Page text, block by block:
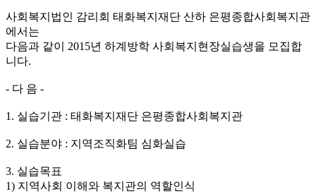
사회복지법인 감리회 태화복지재단 산하 은평종합사회복지관
에서는
다음과 같이 2015년 하계방학 사회복지현장실습생을 모집합
니다.
- 다 음 -
1. 실습기관 : 태화복지재단 은평종합사회복지관
2. 실습분야 : 지역조직화팀 심화실습
3. 실습목표
1) 지역사회 이해와 복지관의 역할인식